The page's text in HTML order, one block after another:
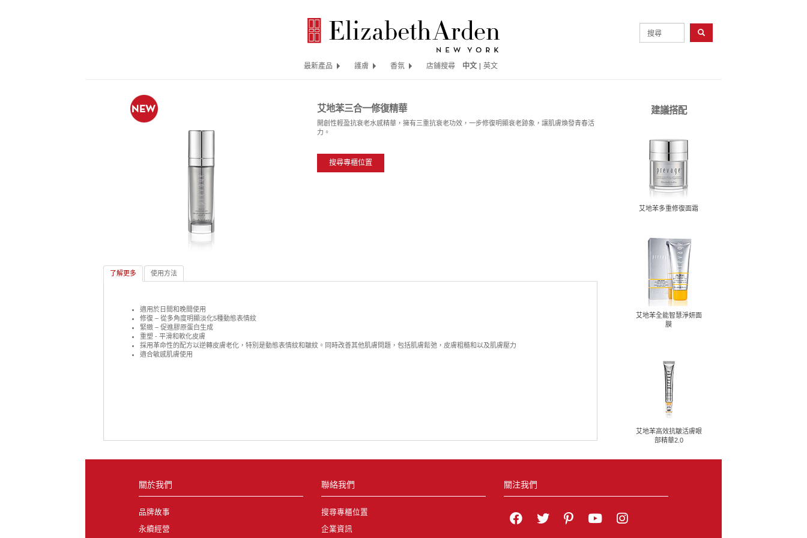
最新產品 護膚 香氛 店鋪搜尋 中文| 英文
艾地苯三合一修復精華
開創性輕盈抗衰老水感精華，擁有三重抗衰老功效，一步修復明顯衰老跡象，讓肌膚煥發青春活
力。
搜尋專櫃位置
了解更多 使用方法
適用於日間和晚間使用
修復 – 從多角度明顯淡化5種動態表情紋
緊緻 – 促進膠原蛋白生成
重塑 - 平滑和軟化皮膚
採用革命性的配方以逆轉皮膚老化，特別是動態表情紋和皺紋。同時改善其他肌膚問題，包括肌膚鬆弛，皮膚粗糙和以及肌膚壓力
適合敏感肌膚使用
建議搭配
艾地苯多重修復面霜
艾地苯全能智慧淨妍面
膜
艾地苯高效抗皺活膚眼
部精華2.0
關於我們
品牌故事
永續經營
聯絡我們
搜尋專櫃位置
企業資訊
關注我們